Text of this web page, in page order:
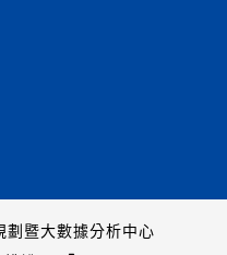
暨大數據分析中心